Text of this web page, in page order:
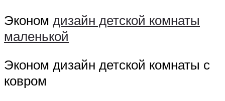
Эконом дизайн детской комнаты
маленькой
Эконом дизайн детской комнаты с
ковром